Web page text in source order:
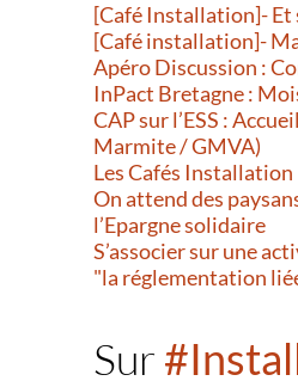
[Café Installation]- Et
[Café installation]-
Apéro Discussion :
InPact Bretagne :
CAP sur l’ESS :
Marmite / GMVA)
Les Cafés Installation
On attend des
l’Epargne solidaire
S’associer sur une
"la réglementation
Sur